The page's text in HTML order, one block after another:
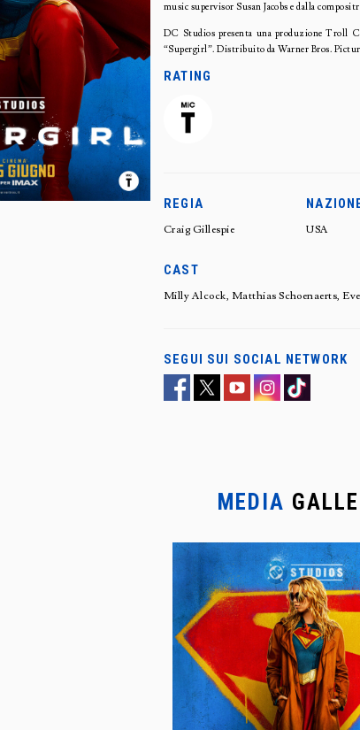
music supervisor Susan Jacobs e dalla
DC Studios presenta una produzione Troll
“Supergirl”. Distribuito da Warner Bros.
RATING
REGIA
Craig Gillespie USA
CAST
Milly Alcock, Matthias Schoenaerts,
SEGUI SUI SOCIAL NETWORK
MEDIA